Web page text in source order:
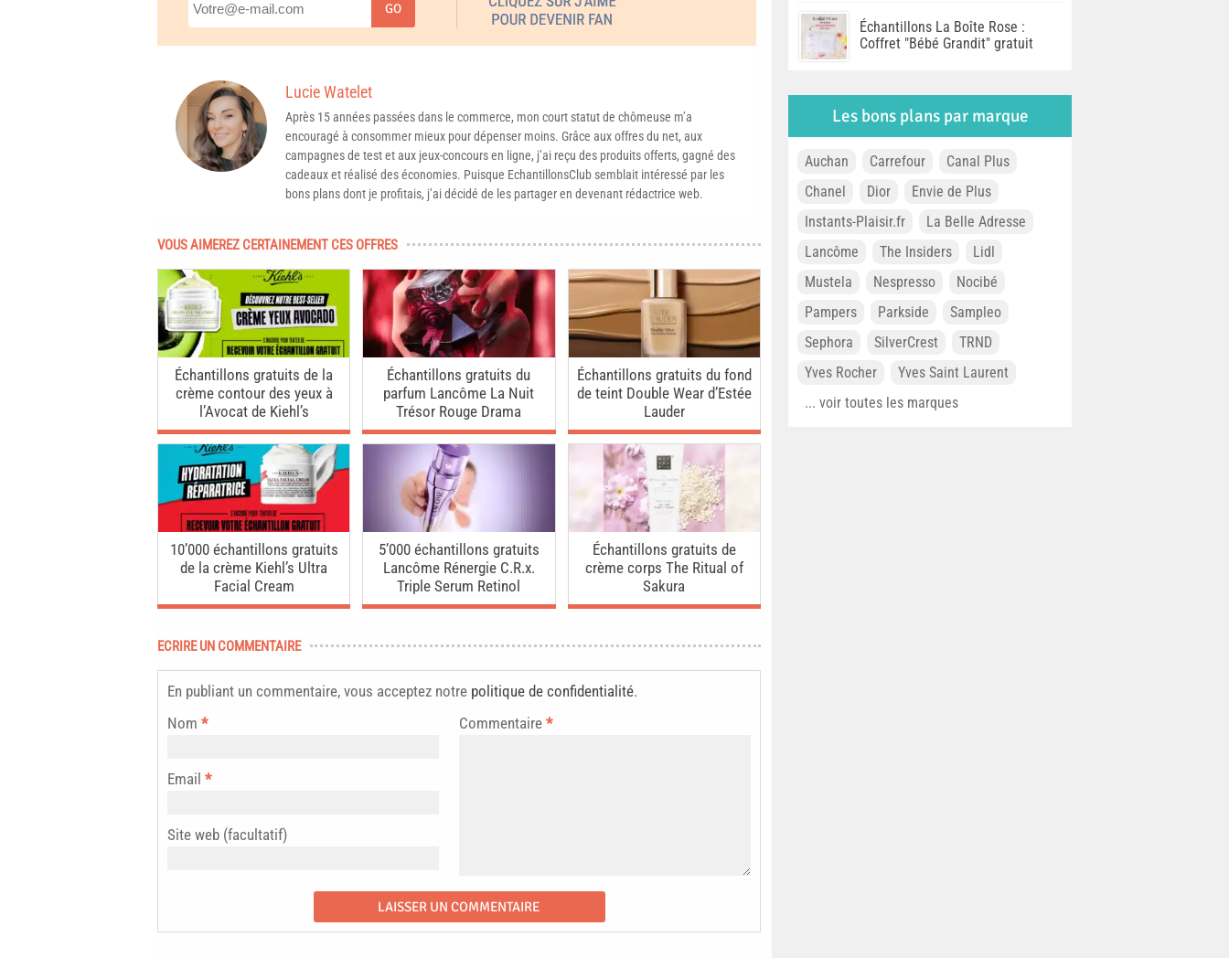
GO
Lucie Watelet
Après 15 années passées dans le commerce, mon court statut de chômeuse m’a
encouragé à consommer mieux pour dépenser moins. Grâce aux offres du net, aux
campagnes de test et aux jeux-concours en ligne, j’ai reçu des produits offerts, gagné des
cadeaux et réalisé des économies. Puisque EchantillonsClub semblait intéressé par les
bons plans dont je profitais, j’ai décidé de les partager en devenant rédactrice web.
VOUS AIMEREZ CERTAINEMENT CES OFFRES
Échantillons gratuits de la
crème contour des yeux à
l’Avocat de Kiehl’s
Échantillons gratuits du
parfum Lancôme La Nuit
Trésor Rouge Drama
Échantillons gratuits du fond
de teint Double Wear d’Estée
Lauder
10’000 échantillons gratuits
de la crème Kiehl’s Ultra
Facial Cream
5’000 échantillons gratuits
Lancôme Rénergie C.R.x.
Triple Serum Retinol
Échantillons gratuits de
crème corps The Ritual of
Sakura
ECRIRE UN COMMENTAIRE
En publiant un commentaire, vous acceptez notre politique de confidentialité.
Commentaire *
Nom *
Email *
Site web (facultatif)
Échantillons La Boîte Rose :
Coffret "Bébé Grandit" gratuit
Les bons plans par marque
Auchan Carrefour
Canal Plus
Chanel
Dior
Envie de Plus
Instants-Plaisir.fr
La Belle Adresse
Lancôme
The Insiders
Lidl
Mustela
Nespresso
Nocibé
Pampers
Parkside
Sampleo
Sephora
SilverCrest
TRND
Yves Rocher
Yves Saint Laurent
... voir toutes les marques